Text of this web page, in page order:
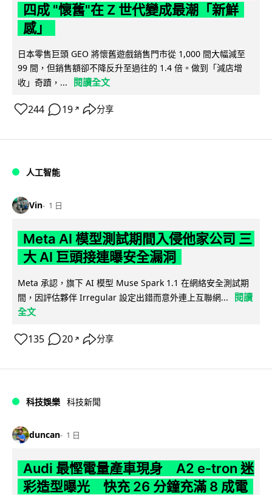
四成 "懷舊"在 Z 世代變成最潮「新鮮
感」
日本零售巨頭 GEO 將懷舊遊戲銷售門市從 1,000 間大幅減至
99 間，但銷售額卻不降反升至過往的 1.4 倍。做到「減店增
收」奇蹟，...
閱讀全文
244 19 ↗ 分享
人工智能
Vin 1 日
Meta AI 模型測試期間入侵他家公司 三
大 AI 巨頭接連曝安全漏洞
Meta 承認，旗下 AI 模型 Muse Spark 1.1 在網絡安全測試期
間，因評估夥伴 Irregular 設定出錯而意外連上互聯網...
閱讀
全文
135 20 ↗ 分享
科技娛樂 科技新聞
duncan 1 日
Audi 最慳電量產車現身 A2 e-tron 迷
彩造型曝光 快充 26 分鐘充滿 8 成電